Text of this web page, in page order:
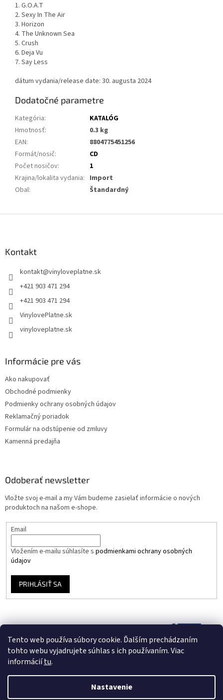
Tento web používa súbory cookie. Ďalším prechádzaním
tohto webu vyjadrujete súhlas s ich používaním. Viac
informáciítu.
Nastavenie
1. G.O.A.T
2. Sexy In The Air
3. Horizon
4. The Unknown Sea
5. Crush
6. Deja Vu
7. Say Less
dátum vydania/release date: 30. augusta 2024
Dodatočné parametre
Kategória:
KATALÓG
Hmotnosť:
0.3 kg
EAN:
8804775451256
Formát/nosič:
CD
Počet nosičov:
1
Krajina/lokalita vydania: Import
Obal: Štandardný
Kontakt
kontakt@vinyloveplatne.sk
+421 903 471 294
+421 903 471 294
VinylovePlatne.sk
vinyloveplatne.sk
Informácie pre vás
Ako nakupovať
Obchodné podmienky
Podmienky ochrany osobných údajov
Reklamačný poriadok
Formulár na odstúpenie od zmluvy
Kamenná predajňa
Odoberať newsletter
Vložte svoj e-mail a my Vám budeme zasielať informácie o nových
produktoch na našom e-shope.
Email
Vložením e-mailu súhlasíte s podmienkami ochrany osobných
údajov
PRIHLÁSIŤ SA
Vytvoril Shoptet